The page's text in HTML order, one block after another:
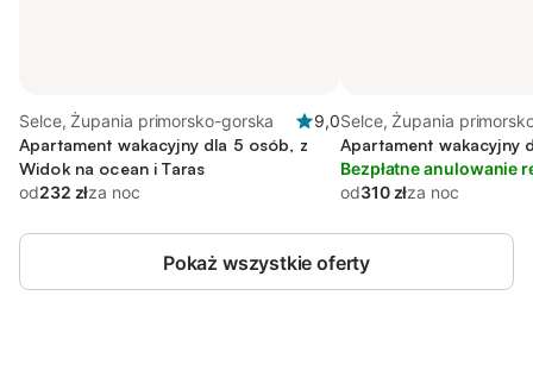
Selce, Żupania primorsko-gorska
9,0
Apartament wakacyjny dla 5 osób, z
Widok na ocean i Taras
od232 złza noc
Selce, Żupania
Apartament wakacyjny
Bezpłatne anulowanie
od310 złza noc
Pokaż wszystkie oferty